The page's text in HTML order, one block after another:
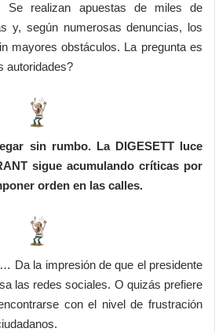
Se realizan apuestas de miles de
y, según numerosas denuncias, los
mayores obstáculos. La pregunta es
autoridades?
sin rumbo. La DIGESETT luce
sigue acumulando críticas por
orden en las calles.
Da la impresión de que el presidente
las redes sociales. O quizás prefiere
con el nivel de frustración